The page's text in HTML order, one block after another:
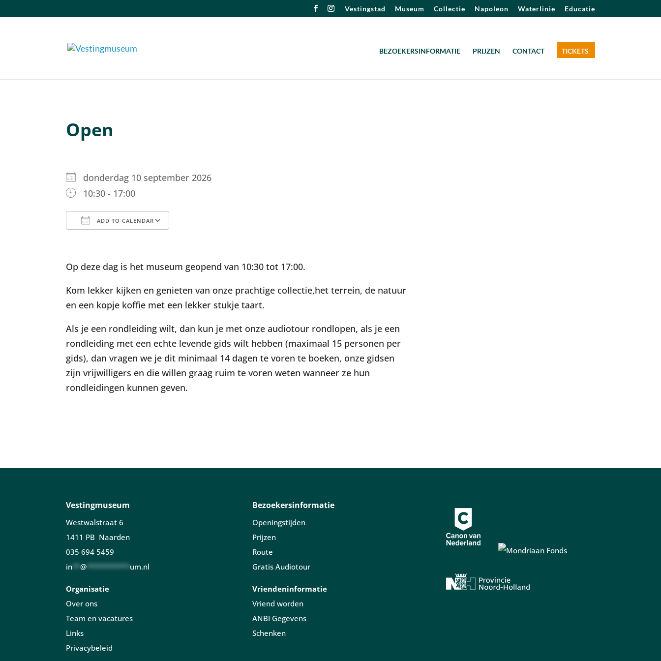
Vestingstad Museum Collectie Napoleon Waterlinie Educatie
BEZOEKERSINFORMATIE PRIJZEN CONTACT TICKETS
Open
donderdag 10 september 2026
10:30 - 17:00
ADD TO CALENDAR
Op deze dag is het museum geopend van 10:30 tot 17:00.
Kom lekker kijken en genieten van onze prachtige collectie,het terrein, de natuur
en een kopje koffie met een lekker stukje taart.
Als je een rondleiding wilt, dan kun je met onze audiotour rondlopen, als je een
rondleiding met een echte levende gids wilt hebben (maximaal 15 personen per
gids), dan vragen we je dit minimaal 14 dagen te voren te boeken, onze gidsen
zijn vrijwilligers en die willen graag ruim te voren weten wanneer ze hun
rondleidingen kunnen geven.
Vestingmuseum
Westwalstraat 6
1411 PB Naarden
035 694 5459
in **@ *********** um.nl
Organisatie
Over ons
Team en vacatures
Links
Privacybeleid
Bezoekersinformatie
Openingstijden
Prijzen
Route
Gratis Audiotour
Vriendeninformatie
Vriend worden
ANBI Gegevens
Schenken